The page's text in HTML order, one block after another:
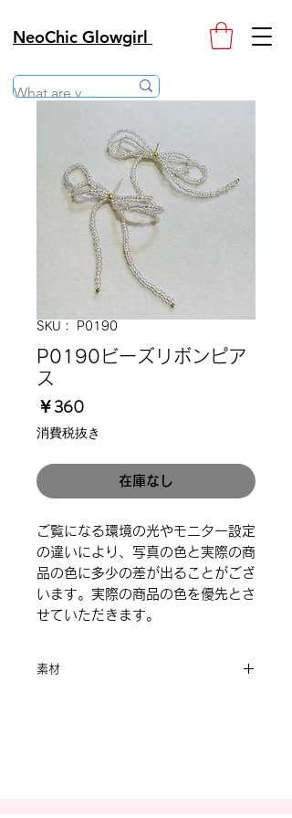
NeoChic Glowgirl
SKU： P0190
P0190ビーズリボンピア
ス
￥360価
格
消費税抜き
在庫なし
ご覧になる環境の光やモニター設定
の違いにより、写真の色と実際の商
品の色に多少の差が出ることがござ
います。実際の商品の色を優先とさ
せていただきます。
素材